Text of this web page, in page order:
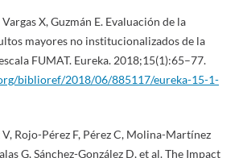
X, Guzmán E. Evaluación de la
mayores no institucionalizados de la
FUMAT. Eureka. 2018;15(1):65–77.
biblioref/2018/06/885117/eureka-15-1-
Rojo-Pérez F, Pérez C, Molina-Martínez
G, Sánchez-González D, et al. The Impact